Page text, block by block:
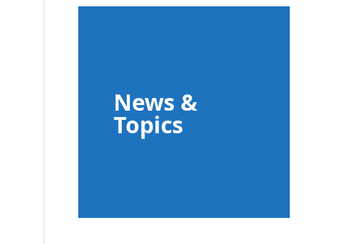
News &
Topics